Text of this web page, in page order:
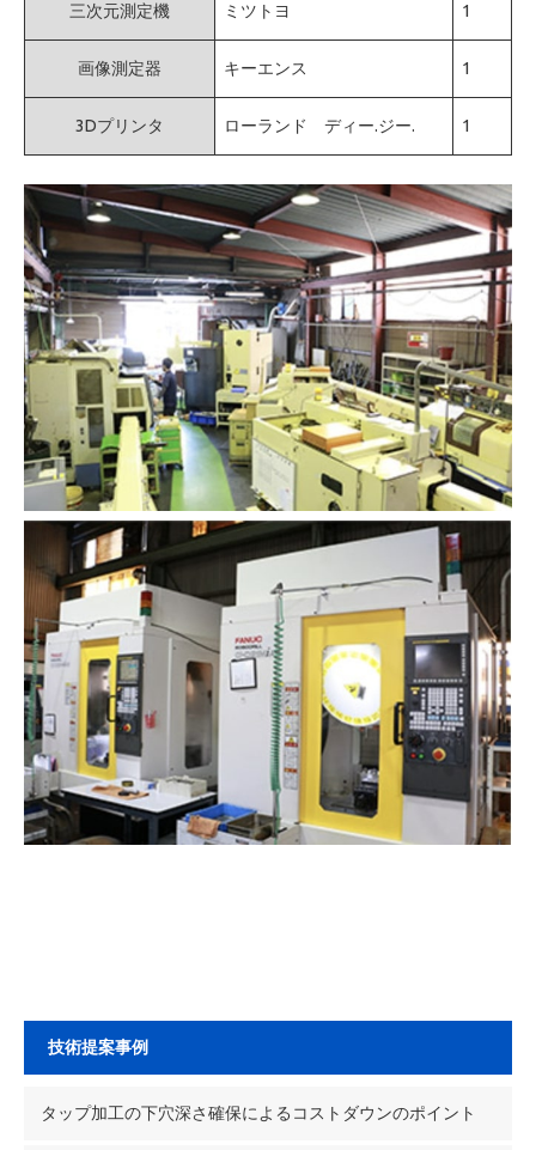
三次元測定機 ミツトヨ 1
画像測定器 キーエンス 1
3Dプリンタ ローランド ディー.ジー. 1
技術提案事例
タップ加工の下穴深さ確保によるコストダウンのポイント